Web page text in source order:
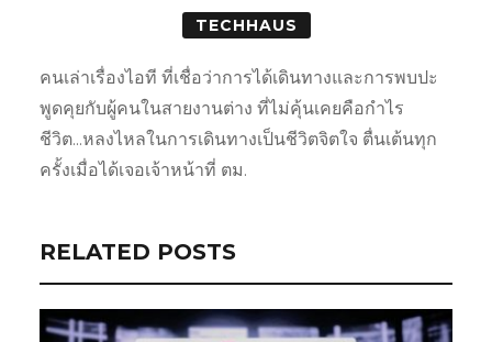
TECHHAUS
คนเล่าเรื่องไอที ที่เชื่อว่าการได้เดินทางและการพบปะ
พูดคุยกับผู้คนในสายงานต่าง ที่ไม่คุ้นเคยคือกำไร
ชีวิต...หลงไหลในการเดินทางเป็นชีวิตจิตใจ ตื่นเต้นทุก
ครั้งเมื่อได้เจอเจ้าหน้าที่ ตม.
RELATED POSTS